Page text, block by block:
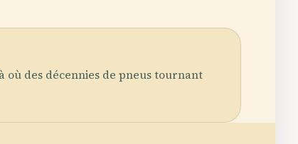
des décennies de pneus tournant